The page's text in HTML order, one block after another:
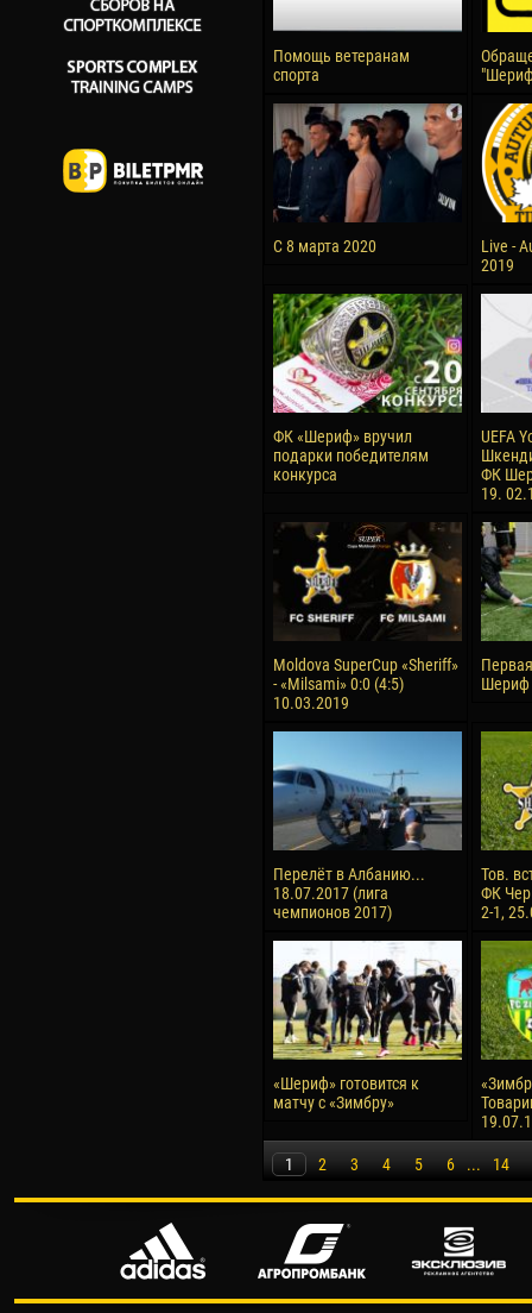
Помощь ветеранам
спорта
С 8 марта 2020
Live -
2019
ФК «Шериф» вручил
подарки победителям
конкурса
UEFA
ФК
19.
Moldova SuperCup «Sheriff»
- «Milsami» 0:0 (4:5)
10.03.2019
Шериф
Перелёт в Албанию...
18.07.2017 (лига
чемпионов 2017)
Тов.
ФК
2-1,
«Шериф» готовится к
матчу с «Зимбру»
1 2 3 4 5 6 ... 14